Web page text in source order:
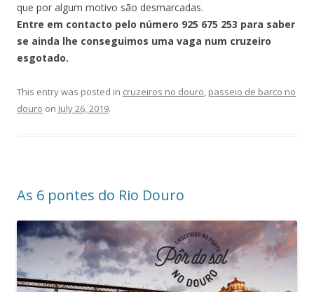
que por algum motivo são desmarcadas.
Entre em contacto pelo número 925 675 253 para saber
se ainda lhe conseguimos uma vaga num cruzeiro
esgotado.
This entry was posted in cruzeiros no douro, passeio de barco no
douro on July 26, 2019.
As 6 pontes do Rio Douro